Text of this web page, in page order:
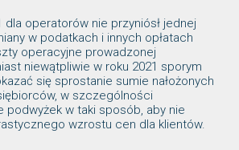
dla operatorów nie przyniósł jednej
w podatkach i innych opłatach
operacyjne prowadzonej
niewątpliwie w roku 2021 sporym
się sprostanie sumie nałożonych
w szczególności
podwyżek w taki sposób, aby nie
wzrostu cen dla klientów.